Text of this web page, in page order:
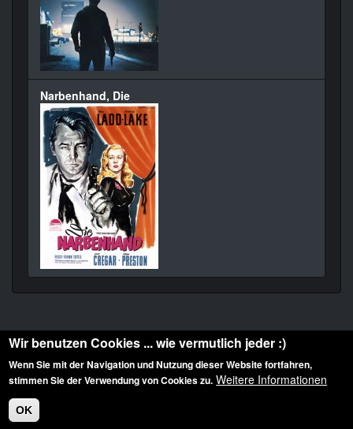
Narbenhand, Die
Diese Website ist urheberrechtlich geschützt: © 2010-2026 der Film Noir de. Alle
Rechte vorbehalten.
Wir benutzen Cookies ... wie vermutlich jeder :)
Wenn Sie mit der Navigation und Nutzung dieser Website fortfahren,
stimmen Sie der Verwendung von Cookies zu. Weitere Informationen
OK